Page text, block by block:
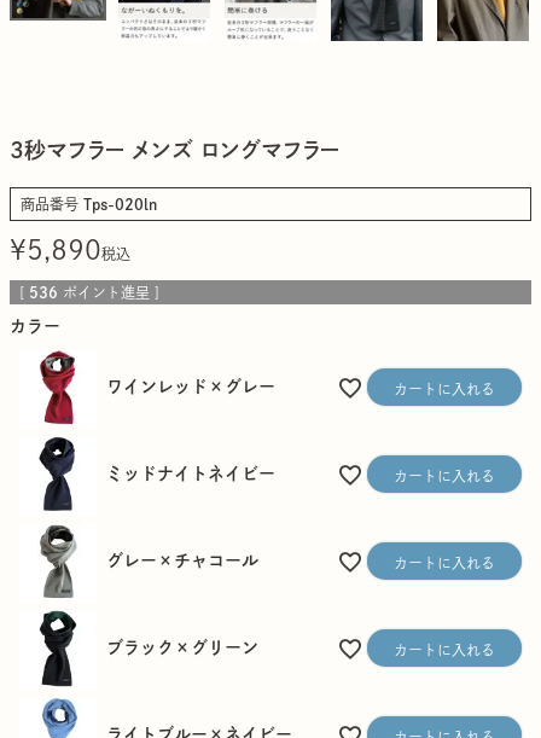
3秒マフラー メンズ ロングマフラー
商品番号 Tps-020ln
¥5,890税込
[ 536 ポイント進呈 ]
カラー
ワインレッド×グレー カートに入れる
ミッドナイトネイビー カートに入れる
グレー×チャコール カートに入れる
ブラック×グリーン カートに入れる
ライトブルー×ネイビー